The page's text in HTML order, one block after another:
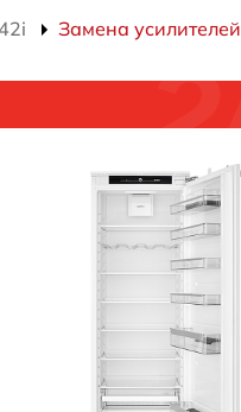
Замена усилителей